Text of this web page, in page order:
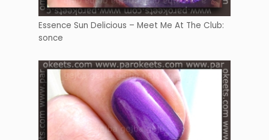
Essence Sun Delicious – Meet Me At The Club:
sonce